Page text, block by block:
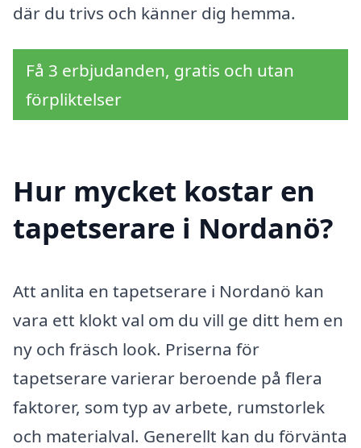
där du trivs och känner dig hemma.
Få 3 erbjudanden, gratis och utan
förpliktelser
Hur mycket kostar en
tapetserare i Nordanö?
Att anlita en tapetserare i Nordanö kan
vara ett klokt val om du vill ge ditt hem en
ny och fräsch look. Priserna för
tapetserare varierar beroende på flera
faktorer, som typ av arbete, rumstorlek
och materialval. Generellt kan du förvänta